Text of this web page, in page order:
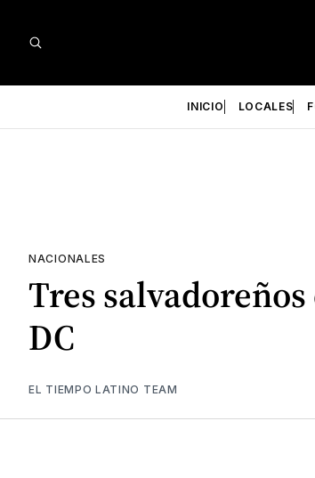
INICIO LOCALES
NACIONALES
Tres
DC
EL TIEMPO LATINO TEAM